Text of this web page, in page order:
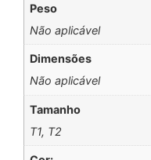
Peso
Não aplicável
Dimensões
Não aplicável
Tamanho
T1, T2